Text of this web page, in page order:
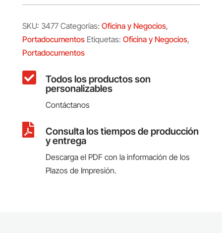
SKU: 3477 Categorías: Oficina y Negocios,
Portadocumentos Etiquetas: Oficina y Negocios,
Portadocumentos
 Todos los productos son
personalizables
Contáctanos
 Consulta los tiempos de producción
y entrega
Descarga el PDF con la información de los
Plazos de Impresión.